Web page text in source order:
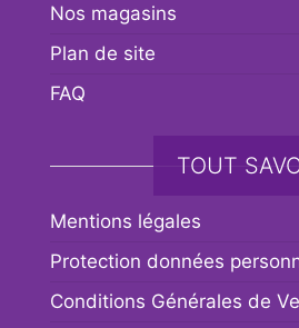
Nos magasins
Plan de site
FAQ
TOUT
Mentions légales
Protection données
Conditions Générales de